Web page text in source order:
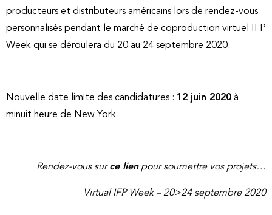
producteurs et distributeurs américains lors de rendez-vous
personnalisés pendant le marché de coproduction virtuel IFP
Week qui se déroulera du 20 au 24 septembre 2020.
Nouvelle date limite des candidatures : 12 juin 2020 à
minuit heure de New York
Rendez-vous surce lienpour soumettre vos projets…
Virtual IFP Week – 20>24 septembre 2020